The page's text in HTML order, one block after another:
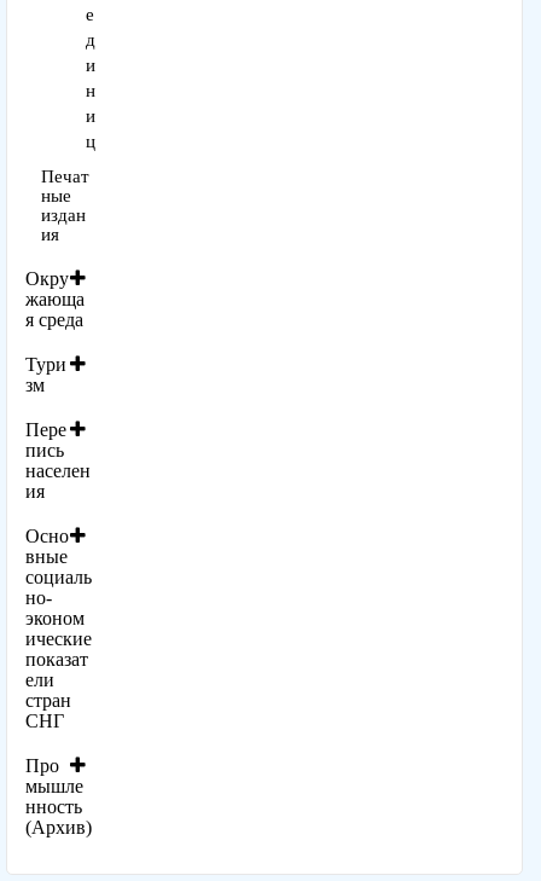
е
д
и
н
и
ц
Печат
ные
издан
ия
Окру
жающа
я среда
Тури
зм
Пере
пись
населен
ия
Осно
вные
социаль
но-
эконом
ические
показат
ели
стран
СНГ
Про
мышле
нность
(Архив)